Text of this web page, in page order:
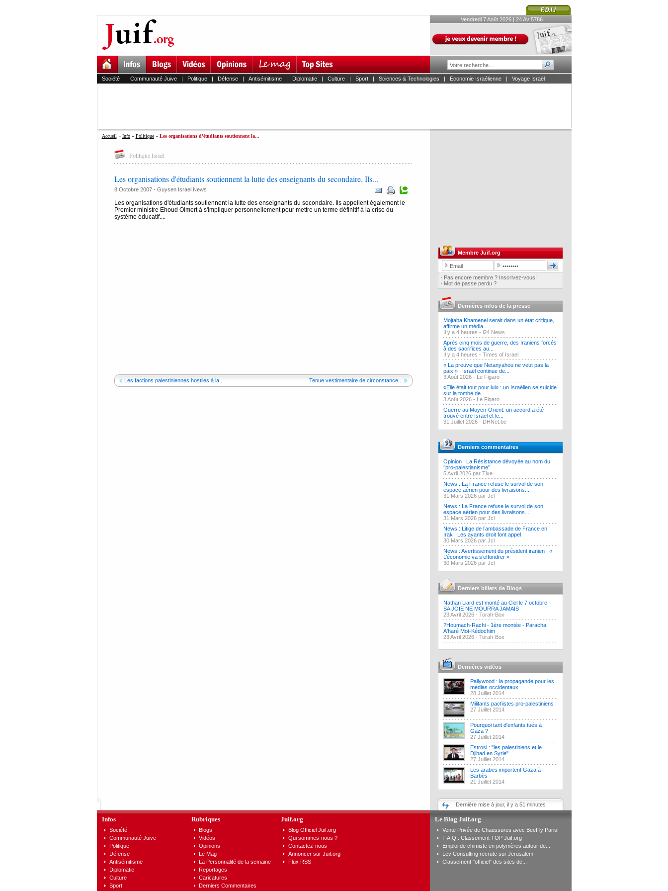
Vendredi 7 Août 2026 | 24 Av 5786
Société| Communauté Juive| Politique| Défense| Antisémitisme| Diplomatie| Culture| Sport| Sciences & Technologies | Economie Israélienne| Voyage Israël
Accueil » Info» Politique» Les organisations d'étudiants soutiennent la...
Politique Israël
Les organisations d'étudiants soutiennent la lutte des enseignants du secondaire. Ils...
8 Octobre 2007 - Guysen Israel News
Les organisations d'étudiants soutiennent la lutte des enseignants du secondaire. Ils appellent également le
Premier ministre Ehoud Olmert à s'impliquer personnellement pour mettre un terme définitif à la crise du
système éducatif....
Les factions palestiniennes hostiles à la... Tenue vestimentaire de circonstance...
Membre Juif.org
· Pas encore membre ? Inscrivez-vous!
· Mot de passe perdu ?
Dernières infos de la presse
Mojtaba Khamenei serait dans un état critique,
affirme un média...
Il y a 4 heures - i24 News
Après cinq mois de guerre, des Iraniens forcés
à des sacrifices au...
Il y a 4 heures - Times of Israel
« La preuve que Netanyahou ne veut pas la
paix » : Israël continue de...
3 Août 2026 - Le Figaro
«Elle était tout pour lui» : un Israélien se suicide
sur la tombe de...
3 Août 2026 - Le Figaro
Guerre au Moyen-Orient: un accord a été
trouvé entre Israël et le...
31 Juillet 2026 - DHNet.be
Derniers commentaires
Opinion : La Résistance dévoyée au nom du
‘’pro-palestianisme’’
5 Avril 2026 par Tixe
News : La France refuse le survol de son
espace aérien pour des livraisons...
31 Mars 2026 par Jcl
News : La France refuse le survol de son
espace aérien pour des livraisons...
31 Mars 2026 par Jcl
News : Litige de l’ambassade de France en
Irak : Les ayants droit font appel
30 Mars 2026 par Jcl
News : Avertissement du président iranien : «
L’économie va s’effondrer »
30 Mars 2026 par Jcl
Derniers billets de Blogs
Nathan Liard est monté au Ciel le 7 octobre -
SA JOIE NE MOURRA JAMAIS
23 Avril 2026 - Torah-Box
?Houmach-Rachi - 1ère montée - Paracha
A'haré Mot-Kédochim
23 Avril 2026 - Torah-Box
Dernières vidéos
Pallywood : la propagande pour les
médias occidentaux
28 Juillet 2014
Militants pacfiistes pro-palestiniens
27 Juillet 2014
Pourquoi tant d'enfants tués à
Gaza ?
27 Juillet 2014
Estrosi : "les palestiniens et le
Djihad en Syrie"
27 Juillet 2014
Les arabes importent Gaza à
Barbès
21 Juillet 2014
Dernière mise à jour, il y a 51 minutes
Infos
Société
Communauté Juive
Politique
Défense
Antisémitisme
Diplomatie
Culture
Sport
Rubriques
Blogs
Vidéos
Opinions
Le Mag
La Personnalité de la semaine
Reportages
Caricatures
Derniers Commentaires
Juif.org
Blog Officiel Juif.org
Qui sommes-nous ?
Contactez-nous
Annoncer sur Juif.org
Flux RSS
Le Blog Juif.org
Vente Privée de Chaussures avec BeeFly Paris!
F.A.Q : Classement TOP Juif.org
Emploi de chimiste en polymères autour de...
Lev Consulting recrute sur Jerusalem
Classement "officiel" des sites de...